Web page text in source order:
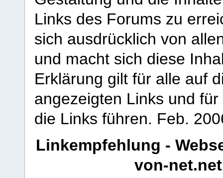
Links des Forums zu
sich ausdrücklich von
und macht sich diese
Erklärung gilt für alle auf
angezeigten Links und
die Links führen. Feb.
Linkempfehlung -
von-net.net